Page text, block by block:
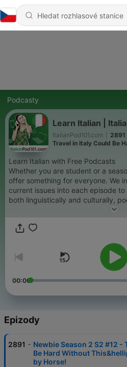
Podcasty
Learn Italian |
ItalianPod101.com
2891
Travel in Italy Could Be
Learn Italian with Free Podcasts
Whether you are student or a
offer something for everyone. We
current issues into each episode
both linguistically and culturally,
For those of you with just the
phrases just might turn your trip
00:00
Epizody
2891 - Newbie Season 2 S2 #12 -
Be Hard Without
by Horse!